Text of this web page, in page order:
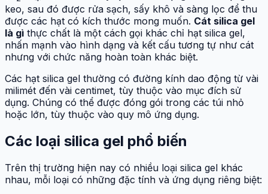
keo, sau đó được rửa sạch, sấy khô và sàng lọc để thu
được các hạt có kích thước mong muốn. Cát silica gel
là gì thực chất là một cách gọi khác chỉ hạt silica gel,
nhấn mạnh vào hình dạng và kết cấu tương tự như cát
nhưng với chức năng hoàn toàn khác biệt.
Các hạt silica gel thường có đường kính dao động từ vài
milimét đến vài centimet, tùy thuộc vào mục đích sử
dụng. Chúng có thể được đóng gói trong các túi nhỏ
hoặc lớn, tùy thuộc vào quy mô ứng dụng.
Các loại silica gel phổ biến
Trên thị trường hiện nay có nhiều loại silica gel khác
nhau, mỗi loại có những đặc tính và ứng dụng riêng biệt: